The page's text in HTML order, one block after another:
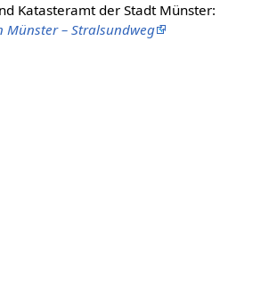
Katasteramt der Stadt Münster:
Münster – Stralsundweg